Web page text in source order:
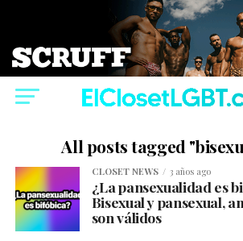
All posts tagged
CLOSET NEWS 3 años ago
¿La pansexualidad es
Bisexual y pansexual,
son válidos